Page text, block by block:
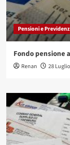
Pensioni e
Fondo pensione
Renan 28